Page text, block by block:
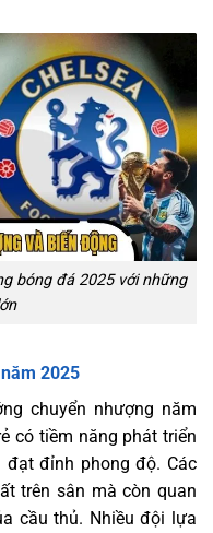
bóng đá 2025 với những
2025
chuyển nhượng năm
có tiềm năng phát triển
đỉnh phong độ. Các
trên sân mà còn quan
cầu thủ. Nhiều đội lựa